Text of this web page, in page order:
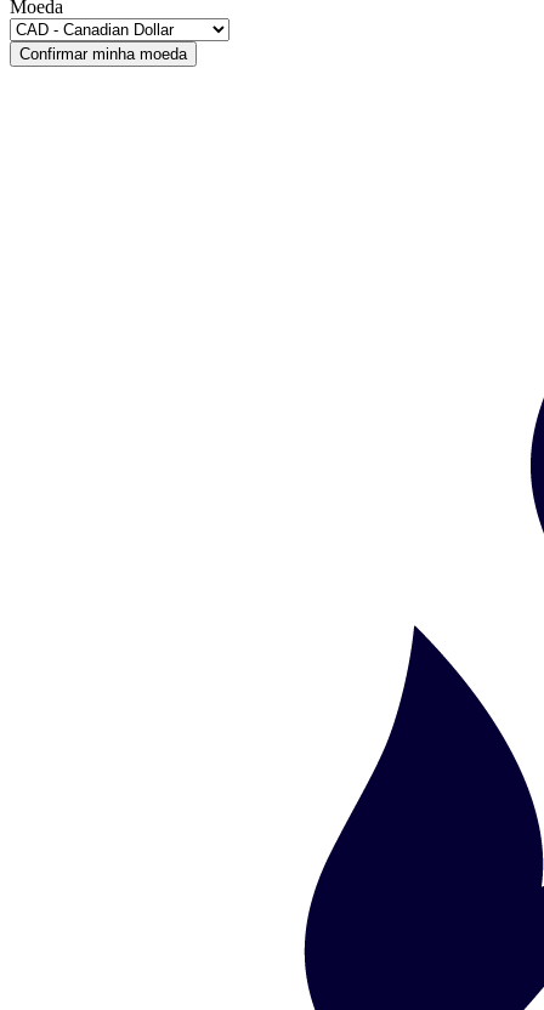
Moeda
Confirmar minha moeda